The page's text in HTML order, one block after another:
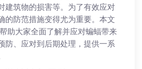
建筑物的损害等。为了有效应对
的防范措施变得尤为重要。本文
助大家全面了解并应对蝙蝠带来
防、应对到后期处理，提供一系